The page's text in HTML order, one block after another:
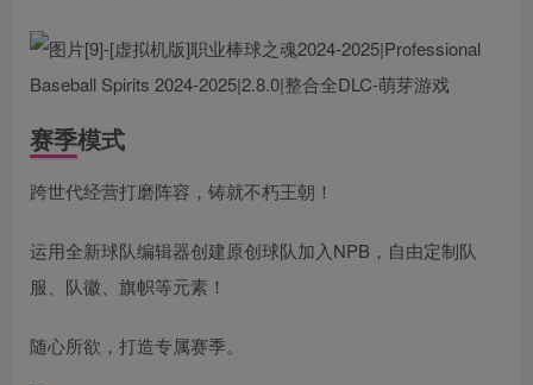
赛季模式
跨世代经营打磨阵容，铸就不朽王朝！
运用全新球队编辑器创建原创球队加入NPB，自由定制队
服、队徽、旗帜等元素！
随心所欲，打造专属赛季。